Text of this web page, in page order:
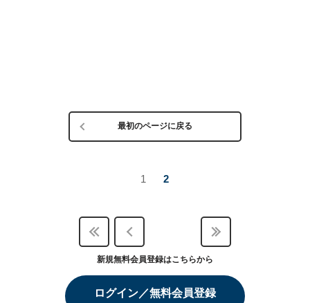
最初のページに戻る
1 2
新規無料会員登録はこちらから
ログイン／無料会員登録